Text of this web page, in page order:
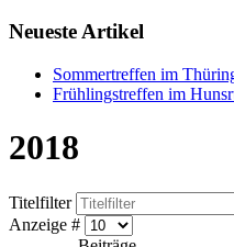
Neueste Artikel
Sommertreffen im
Frühlingstreffen im
2018
Titelfilter
Anzeige #